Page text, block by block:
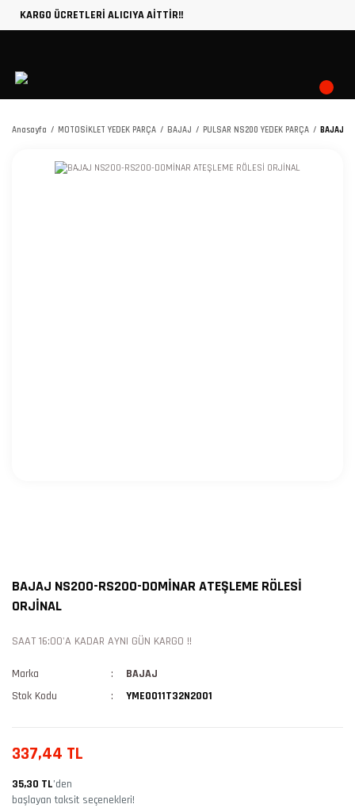
KARGO ÜCRETLERİ ALICIYA AİTTİR!!
Anasayfa MOTOSİKLET YEDEK PARÇA BAJAJ PULSAR NS200 YEDEK PARÇA BAJAJ
BAJAJ NS200-RS200-DOMİNAR ATEŞLEME RÖLESİ
ORJİNAL
SAAT 16:00'A KADAR AYNI GÜN KARGO !!
Marka
BAJAJ
Stok Kodu
YME0011T32N2001
337,44 TL
35,30 TL’den
başlayan taksit seçenekleri!